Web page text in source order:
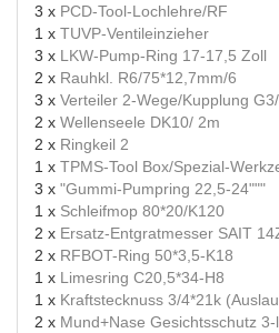
3 x PCD-Tool-Lochlehre/RF
1 x TUVP-Ventileinzieher
3 x LKW-Pump-Ring 17-17,5 Zoll
2 x Rauhkl. R6/75*12,7mm/6
3 x Verteiler 2-Wege/Kupplung
2 x Wellenseele DK10/ 2m
2 x Ringkeil 2
1 x TPMS-Tool Box/Spezial-
3 x "Gummi-Pumpring 22,5-24"""
1 x Schleifmop 80*20/K120
2 x Ersatz-Entgratmesser SAIT
2 x RFBOT-Ring 50*3,5-K18
1 x Limesring C20,5*34-H8
1 x Kraftstecknuss 3/4*21k
2 x Mund+Nase Gesichtsschutz